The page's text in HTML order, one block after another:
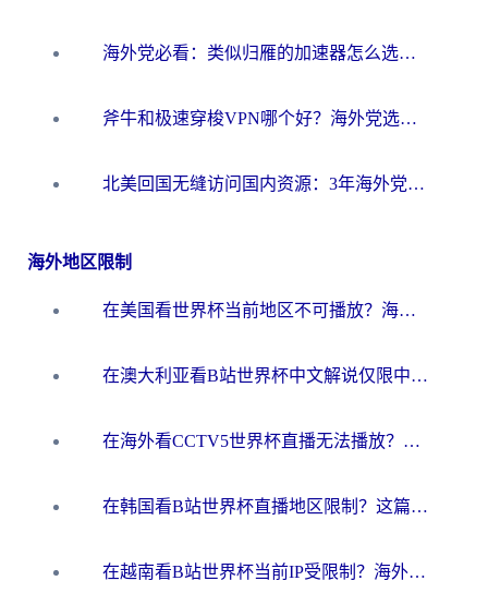
海外党必看：类似归雁的加速器怎么选？一篇搞定无缝访问国内资源
斧牛和极速穿梭VPN哪个好？海外党选回国加速器必看的真实对比与避坑指南
北美回国无缝访问国内资源：3年海外党亲测的加速器选择指南
海外地区限制
在美国看世界杯当前地区不可播放？海外党体育观赛终极指南来了！
在澳大利亚看B站世界杯中文解说仅限中国大陆？这篇指南帮你打破限制看遍赛事
在海外看CCTV5世界杯直播无法播放？这篇指南让你和国内球迷同步呐喊
在韩国看B站世界杯直播地区限制？这篇指南让你告别“当前地区不可播放”
在越南看B站世界杯当前IP受限制？海外党体育观赛终极指南来了